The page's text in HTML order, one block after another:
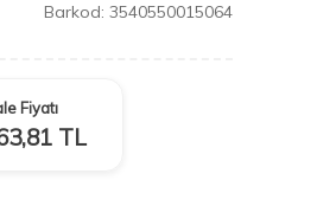
Barkod: 3540550015064
Fiyatı
TL